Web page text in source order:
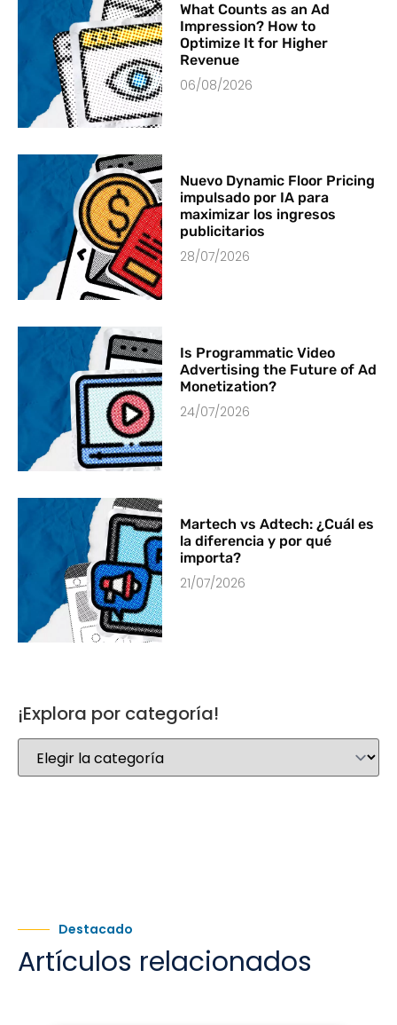
What Counts as an Ad
Impression? How to
Optimize It for Higher
Revenue
06/08/2026
Nuevo Dynamic Floor Pricing
impulsado por IA para
maximizar los ingresos
publicitarios
28/07/2026
Is Programmatic Video
Advertising the Future of Ad
Monetization?
24/07/2026
Martech vs Adtech: ¿Cuál es
la diferencia y por qué
importa?
21/07/2026
¡Explora por categoría!
Destacado
Artículos relacionados